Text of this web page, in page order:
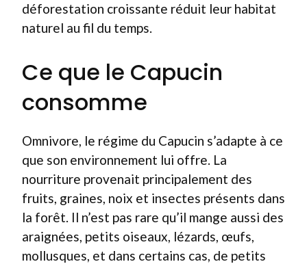
déforestation croissante réduit leur habitat
naturel au fil du temps.
Ce que le Capucin
consomme
Omnivore, le régime du Capucin s’adapte à ce
que son environnement lui offre. La
nourriture provenait principalement des
fruits, graines, noix et insectes présents dans
la forêt. Il n’est pas rare qu’il mange aussi des
araignées, petits oiseaux, lézards, œufs,
mollusques, et dans certains cas, de petits